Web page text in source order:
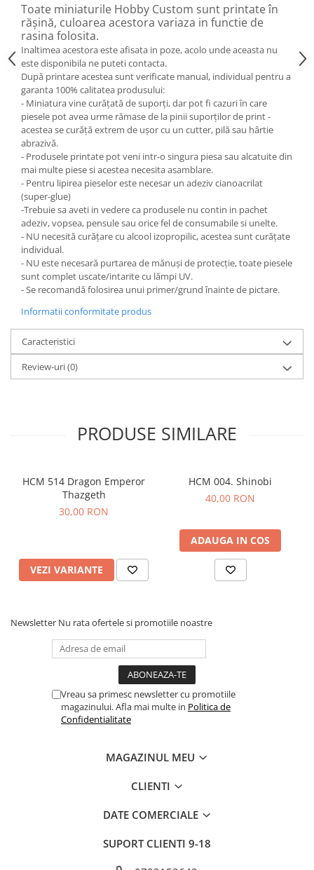
Toate miniaturile Hobby Custom sunt printate în
rășină, culoarea acestora variaza in functie de
rasina folosita.
Inaltimea acestora este afisata in poze, acolo unde aceasta nu
este disponibila ne puteti contacta.
După printare acestea sunt verificate manual, individual pentru a
garanta 100% calitatea produsului:
- Miniatura vine curățată de suporți, dar pot fi cazuri în care
piesele pot avea urme rămase de la pinii suporților de print -
acestea se curăță extrem de ușor cu un cutter, pilă sau hârtie
abrazivă.
- Produsele printate pot veni intr-o singura piesa sau alcatuite din
mai multe piese si acestea necesita asamblare.
- Pentru lipirea pieselor este necesar un adeziv cianoacrilat
(super-glue)
-Trebuie sa aveti in vedere ca produsele nu contin in pachet
adeziv, vopsea, pensule sau orice fel de consumabile si unelte.
- NU necesită curățare cu alcool izopropilic, acestea sunt curățate
individual.
- NU este necesară purtarea de mănuși de protecție, toate piesele
sunt complet uscate/intarite cu lămpi UV.
- Se recomandă folosirea unui primer/grund înainte de pictare.
Informatii conformitate produs
Caracteristici
Review-uri(0)
PRODUSE SIMILARE
HCM 514 Dragon Emperor
Thazgeth
30,00 RON
VEZI VARIANTE
HCM 004. Shinobi
40,00 RON
ADAUGA IN COS
Newsletter Nu rata ofertele si promotiile noastre
Vreau sa primesc newsletter cu promotiile
magazinului. Afla mai multe in Politica de
Confidentialitate
MAGAZINUL MEU
CLIENTI
DATE COMERCIALE
SUPORT CLIENTI 9-18